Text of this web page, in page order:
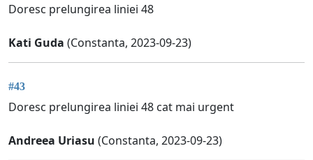
Doresc prelungirea liniei 48
Kati Guda (Constanta, 2023-09-23)
#43
Doresc prelungirea liniei 48 cat mai urgent
Andreea Uriasu (Constanta, 2023-09-23)